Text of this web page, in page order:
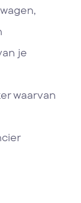
je
waarvan